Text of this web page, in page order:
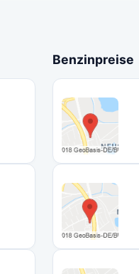
Benzinpreise